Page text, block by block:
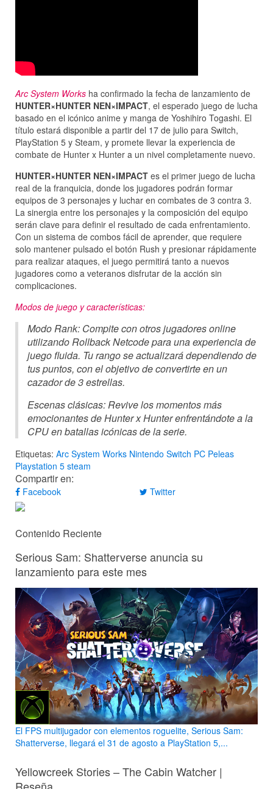
Arc System Works ha confirmado la fecha de lanzamiento de
HUNTER×HUNTER NEN×IMPACT, el esperado juego de lucha
basado en el icónico anime y manga de Yoshihiro Togashi. El
título estará disponible a partir del 17 de julio para Switch,
PlayStation 5 y Steam, y promete llevar la experiencia de
combate de Hunter x Hunter a un nivel completamente nuevo.
HUNTER×HUNTER NEN×IMPACT es el primer juego de lucha
real de la franquicia, donde los jugadores podrán formar
equipos de 3 personajes y luchar en combates de 3 contra 3.
La sinergia entre los personajes y la composición del equipo
serán clave para definir el resultado de cada enfrentamiento.
Con un sistema de combos fácil de aprender, que requiere
solo mantener pulsado el botón Rush y presionar rápidamente
para realizar ataques, el juego permitirá tanto a nuevos
jugadores como a veteranos disfrutar de la acción sin
complicaciones.
Modos de juego y características:
Modo Rank: Compite con otros jugadores online
utilizando Rollback Netcode para una experiencia de
juego fluida. Tu rango se actualizará dependiendo de
tus puntos, con el objetivo de convertirte en un
cazador de 3 estrellas.
Escenas clásicas: Revive los momentos más
emocionantes de Hunter x Hunter enfrentándote a la
CPU en batallas icónicas de la serie.
Etiquetas: Arc System Works Nintendo Switch PC Peleas
Playstation 5 steam
Compartir en:
Facebook Twitter
Contenido Reciente
Serious Sam: Shatterverse anuncia su
lanzamiento para este mes
El FPS multijugador con elementos roguelite, Serious Sam:
Shatterverse, llegará el 31 de agosto a PlayStation 5,...
Yellowcreek Stories – The Cabin Watcher |
Reseña